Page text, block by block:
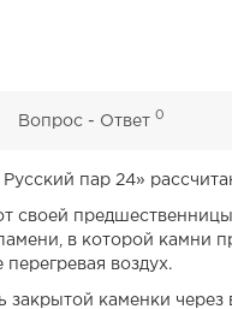
Вопрос - Ответ 0
пар 24»
своей
в которой камни
воздух.
закрытой каменки